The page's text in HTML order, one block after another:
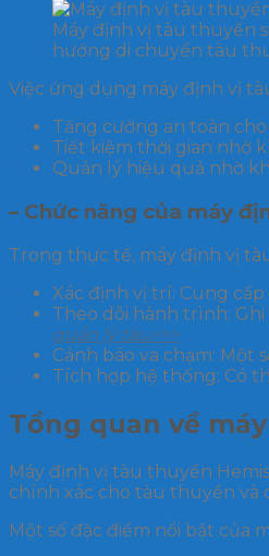
Máy định vị tàu thuyền
hướng di chuyển tàu
Việc ứng dụng máy định vị
Tăng cường an toàn
Tiết kiệm thời gian nhờ
Quản lý hiệu quả nhờ
– Chức năng của máy
Trong thực tế, máy định vị
Xác định vị trí: Cung
Theo dõi hành trình:
quản lý tàu>>>
Cảnh báo va chạm: Một
Tích hợp hệ thống: Có
Tổng quan về
Máy định vị tàu thuyền
chính xác cho tàu thuyền và
Một số đặc điểm nổi bật của